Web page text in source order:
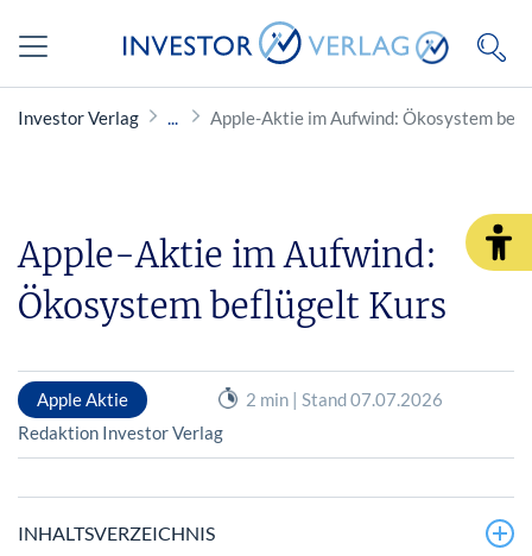
Investor Verlag Apple-Aktie im Aufwind: Ökosystem
Apple-Aktie im Aufwind:
Ökosystem beflügelt Kurs
Apple Aktie
2 min | Stand 07.07.2026
Redaktion Investor Verlag
INHALTSVERZEICHNIS